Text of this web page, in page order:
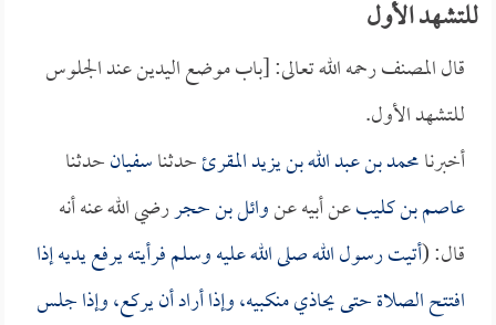
للتشهد الأول
قال المصنف رحمه الله تعالى: [باب موضع اليدين عند الجلوس
للتشهد الأول.
أخبرنامحمد بن عبد الله بن يزيد المقرئحدثناسفيانحدثنا
عاصم بن كليبعن أبيه عنوائل بن حجررضي الله عنه أنه
قال: (أتيت رسول الله صلى الله عليه وسلم فرأيته يرفع يديه إذا
افتتح الصلاة حتى يحاذي منكبيه، وإذا أراد أن يركع، وإذا جلس